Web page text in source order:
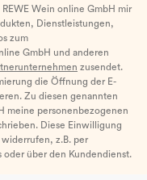
Wein online GmbH mir
Dienstleistungen,
zum
GmbH und anderen
zusendet.
die Öffnung der E-
Zu diesen genannten
meine personenbezogenen
Diese Einwilligung
z.B. per
oder über den Kundendienst.